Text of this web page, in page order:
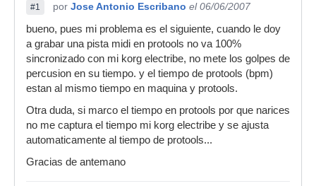
#1 por Jose Antonio Escribano el 06/06/2007
bueno, pues mi problema es el siguiente, cuando le doy
a grabar una pista midi en protools no va 100%
sincronizado con mi korg electribe, no mete los golpes de
percusion en su tiempo. y el tiempo de protools (bpm)
estan al mismo tiempo en maquina y protools.
Otra duda, si marco el tiempo en protools por que narices
no me captura el tiempo mi korg electribe y se ajusta
automaticamente al tiempo de protools...
Gracias de antemano